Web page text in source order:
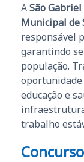
ASão
Municipal de
responsável
garantindo
população.
oportunidade
educação e
trabalho